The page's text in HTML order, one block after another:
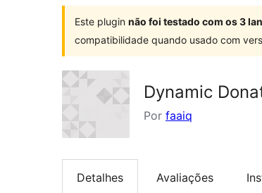
Este plugin não foi testado com os 3
compatibilidade quando usado com
Dynamic
Por faaiq
Detalhes Avaliações